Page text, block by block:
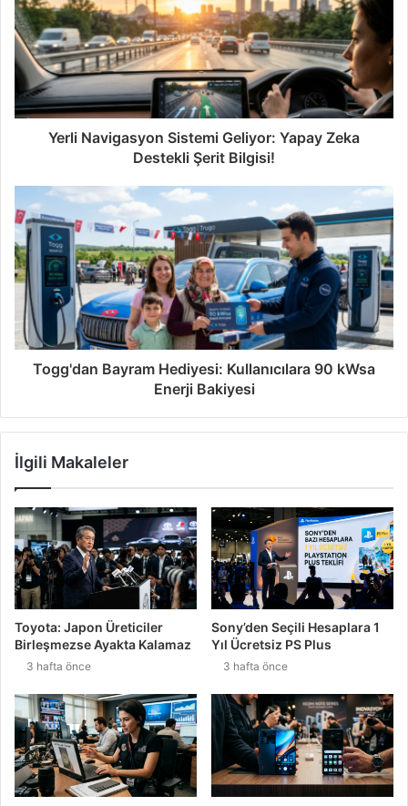
Yerli Navigasyon Sistemi Geliyor: Yapay Zeka
Destekli Şerit Bilgisi!
Togg'dan Bayram Hediyesi: Kullanıcılara 90 kWsa
Enerji Bakiyesi
İlgili Makaleler
Toyota: Japon Üreticiler
Birleşmezse Ayakta Kalamaz
3 hafta önce
Sony’den Seçili Hesaplara 1
Yıl Ücretsiz PS Plus
3 hafta önce